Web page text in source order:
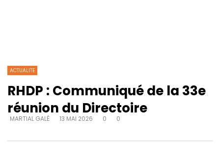
ACTUALITE
RHDP : Communiqué de la 33e
réunion du Directoire
MARTIAL GALÉ 13 MAI 2026 0 0